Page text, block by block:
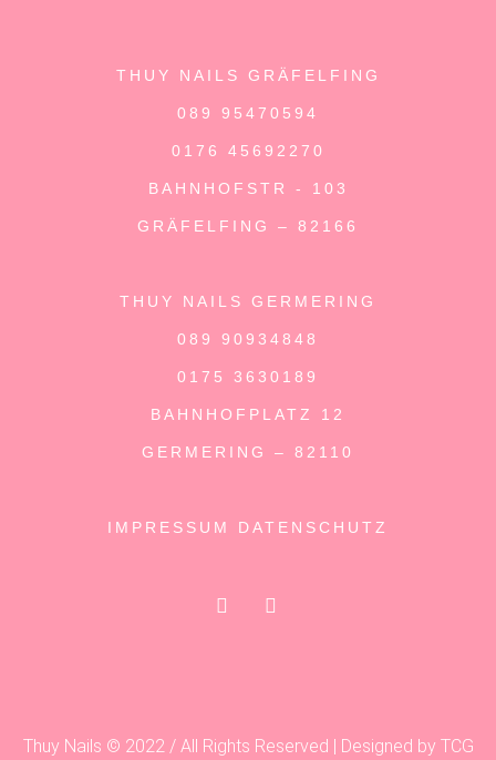
THUY NAILS GRÄFELFING
089 95470594
0176 45692270
BAHNHOFSTR - 103
GRÄFELFING – 82166
THUY NAILS GERMERING
089 90934848
0175 3630189
BAHNHOFPLATZ 12
GERMERING – 82110
IMPRESSUM DATENSCHUTZ
Thuy Nails © 2022 / All Rights Reserved | Designed by TCG